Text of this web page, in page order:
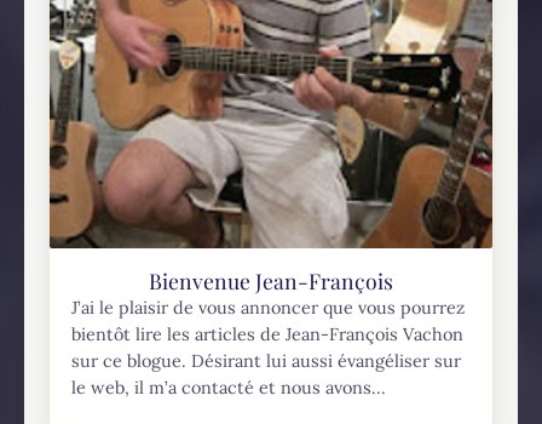
Bienvenue Jean-François
J’ai le plaisir de vous annoncer que vous pourrez
bientôt lire les articles de Jean-François Vachon
sur ce blogue. Désirant lui aussi évangéliser sur
le web, il m’a contacté et nous avons...